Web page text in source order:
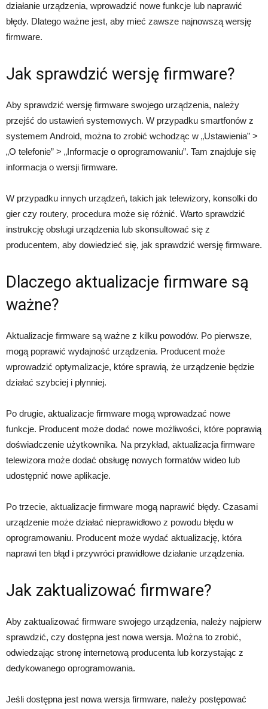
działanie urządzenia, wprowadzić nowe funkcje lub naprawić
błędy. Dlatego ważne jest, aby mieć zawsze najnowszą wersję
firmware.
Jak sprawdzić wersję firmware?
Aby sprawdzić wersję firmware swojego urządzenia, należy
przejść do ustawień systemowych. W przypadku smartfonów z
systemem Android, można to zrobić wchodząc w „Ustawienia” >
„O telefonie” > „Informacje o oprogramowaniu”. Tam znajduje się
informacja o wersji firmware.
W przypadku innych urządzeń, takich jak telewizory, konsolki do
gier czy routery, procedura może się różnić. Warto sprawdzić
instrukcję obsługi urządzenia lub skonsultować się z
producentem, aby dowiedzieć się, jak sprawdzić wersję firmware.
Dlaczego aktualizacje firmware są
ważne?
Aktualizacje firmware są ważne z kilku powodów. Po pierwsze,
mogą poprawić wydajność urządzenia. Producent może
wprowadzić optymalizacje, które sprawią, że urządzenie będzie
działać szybciej i płynniej.
Po drugie, aktualizacje firmware mogą wprowadzać nowe
funkcje. Producent może dodać nowe możliwości, które poprawią
doświadczenie użytkownika. Na przykład, aktualizacja firmware
telewizora może dodać obsługę nowych formatów wideo lub
udostępnić nowe aplikacje.
Po trzecie, aktualizacje firmware mogą naprawić błędy. Czasami
urządzenie może działać nieprawidłowo z powodu błędu w
oprogramowaniu. Producent może wydać aktualizację, która
naprawi ten błąd i przywróci prawidłowe działanie urządzenia.
Jak zaktualizować firmware?
Aby zaktualizować firmware swojego urządzenia, należy najpierw
sprawdzić, czy dostępna jest nowa wersja. Można to zrobić,
odwiedzając stronę internetową producenta lub korzystając z
dedykowanego oprogramowania.
Jeśli dostępna jest nowa wersja firmware, należy postępować